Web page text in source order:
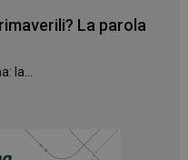
La parola
la...